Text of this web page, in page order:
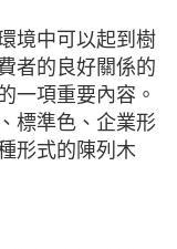
境中可以起到樹
者的良好關係的
一項重要內容。
標準色、企業形
形式的陳列木